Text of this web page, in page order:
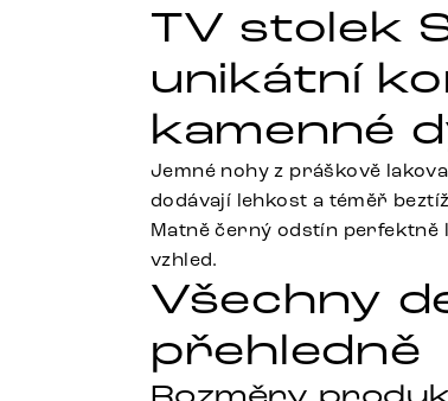
TV stolek
unikátní
kamenné
Jemné nohy z práškově
dodávají lehkost a téměř
Matně černý odstín perfektně
vzhled.
Všechny
přehledně